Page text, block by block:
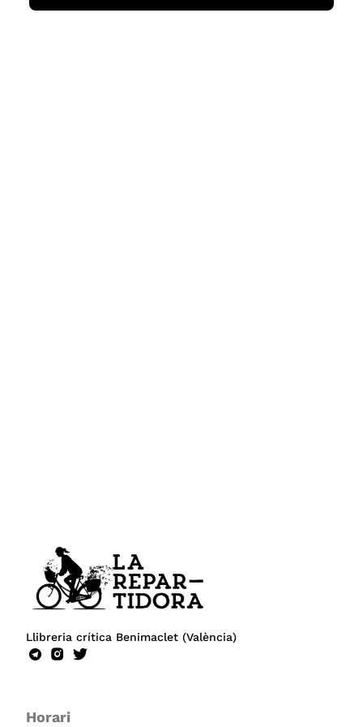
Llibreria crítica Benimaclet (València)
Horari